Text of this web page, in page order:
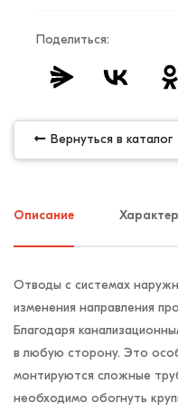
Поделиться:
Вернуться в каталог
Описание
Отводы с системах
изменения направления
Благодаря
в любую сторону. Это
монтируются сложные
необходимо обогнуть